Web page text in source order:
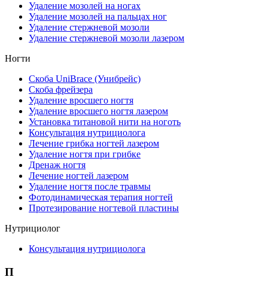
Удаление мозолей на ногах
Удаление мозолей на пальцах ног
Удаление стержневой мозоли
Удаление стержневой мозоли лазером
Ногти
Скоба UniBrace (Унибрейс)
Скоба фрейзера
Удаление вросшего ногтя
Удаление вросшего ногтя лазером
Установка титановой нити на ноготь
Консультация нутрициолога
Лечение грибка ногтей лазером
Удаление ногтя при грибке
Дренаж ногтя
Лечение ногтей лазером
Удаление ногтя после травмы
Фотодинамическая терапия ногтей
Протезирование ногтевой пластины
Нутрициолог
Консультация нутрициолога
П